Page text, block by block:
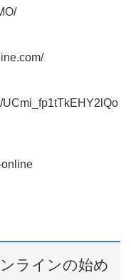
UCmi_fp1tTkEHY2lQo
online
ラインの始め